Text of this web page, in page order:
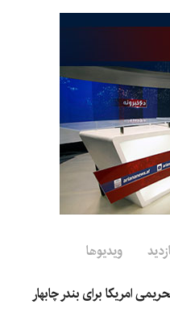
بین‌المللی در حالی
و جذب سرمایه‌گذاری در این
شده است.
ویدیوها
امریکا برای بندر چابهار